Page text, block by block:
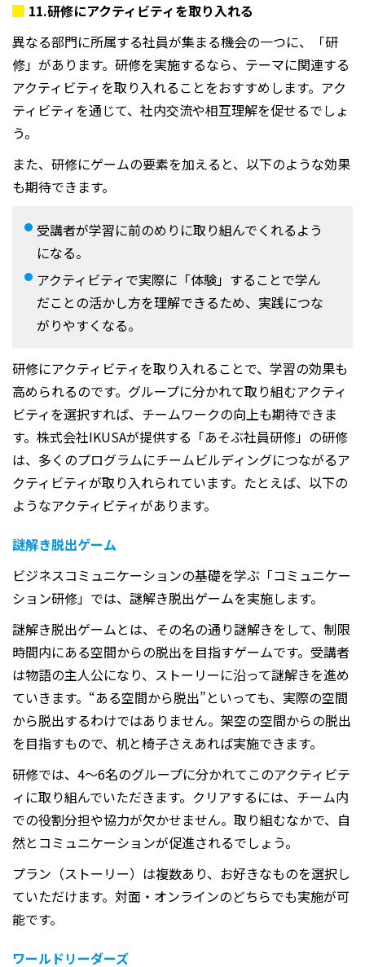
11.研修にアクティビティを取り入れる
異なる部門に所属する社員が集まる機会の一つに、「研
修」があります。研修を実施するなら、テーマに関連する
アクティビティを取り入れることをおすすめします。アク
ティビティを通じて、社内交流や相互理解を促せるでしょ
う。
また、研修にゲームの要素を加えると、以下のような効果
も期待できます。
受講者が学習に前のめりに取り組んでくれるよう
になる。
アクティビティで実際に「体験」することで学ん
だことの活かし方を理解できるため、実践につな
がりやすくなる。
研修にアクティビティを取り入れることで、学習の効果も
高められるのです。グループに分かれて取り組むアクティ
ビティを選択すれば、チームワークの向上も期待できま
す。株式会社IKUSAが提供する「あそぶ社員研修」の研修
は、多くのプログラムにチームビルディングにつながるア
クティビティが取り入れられています。たとえば、以下の
ようなアクティビティがあります。
謎解き脱出ゲーム
ビジネスコミュニケーションの基礎を学ぶ「コミュニケー
ション研修」では、謎解き脱出ゲームを実施します。
謎解き脱出ゲームとは、その名の通り謎解きをして、制限
時間内にある空間からの脱出を目指すゲームです。受講者
は物語の主人公になり、ストーリーに沿って謎解きを進め
ていきます。“ある空間から脱出”といっても、実際の空間
から脱出するわけではありません。架空の空間からの脱出
を目指すもので、机と椅子さえあれば実施できます。
研修では、 4～6名のグループに分かれてこのアクティビテ
ィに取り組んでいただきます。クリアするには、チーム内
での役割分担や協力が欠かせません。取り組むなかで、自
然とコミュニケーションが促進されるでしょう。
プラン（ストーリー）は複数あり、お好きなものを選択し
ていただけます。対面・オンラインのどちらでも実施が可
能です。
ワールドリーダーズ